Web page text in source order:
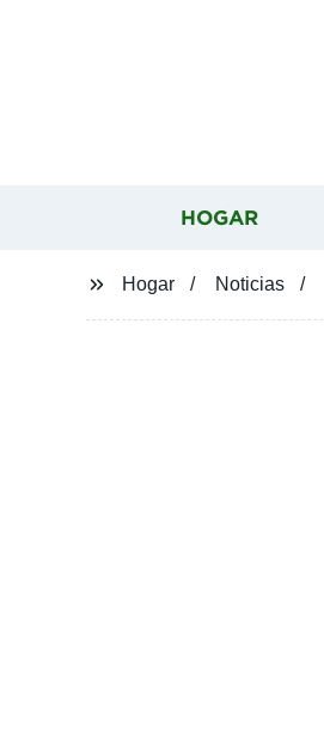
HOGAR
Hogar Noticias